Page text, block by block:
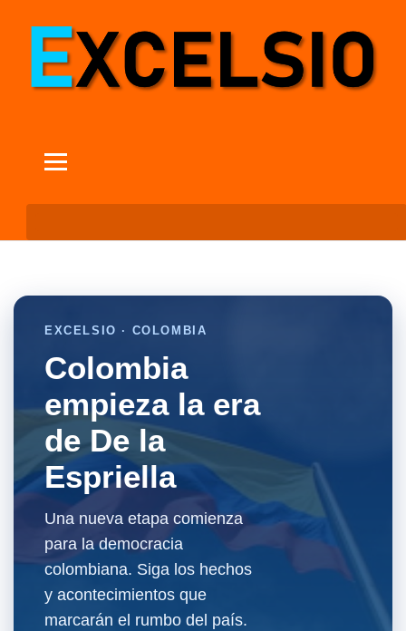
EXCELSIO · COLOMBIA
Colombia
empieza la era
de De la
Espriella
Una nueva etapa comienza
para la democracia
colombiana. Siga los hechos
y acontecimientos que
marcarán el rumbo del país.